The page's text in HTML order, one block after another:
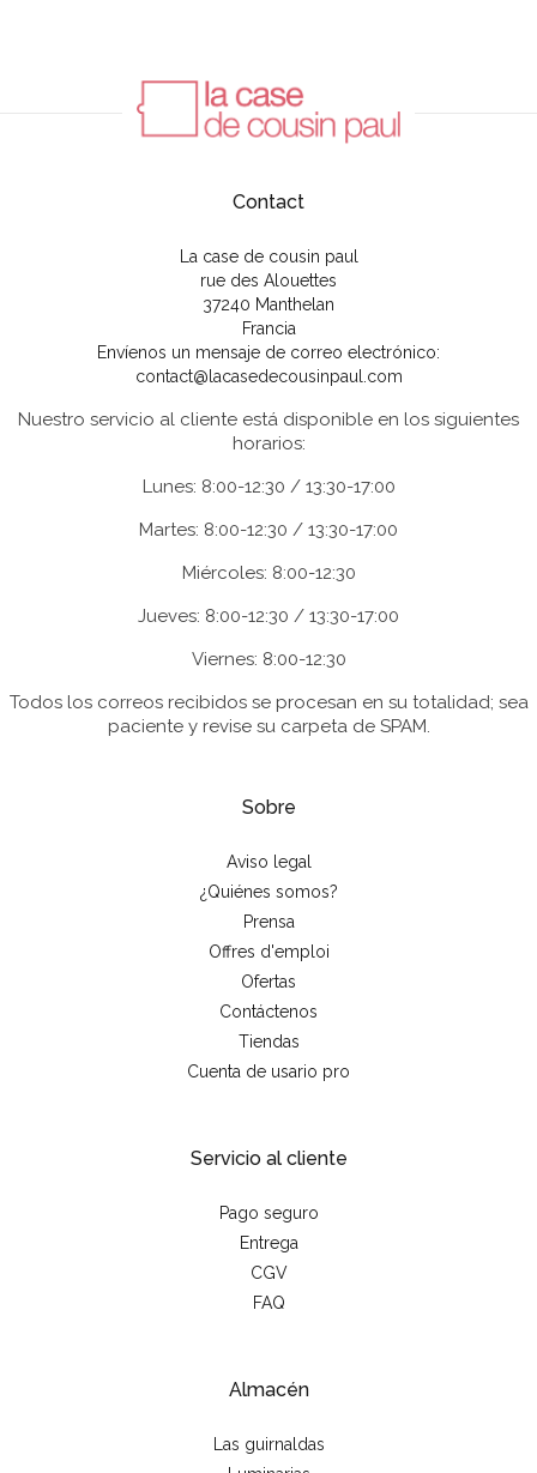
Contact
La case de cousin paul
rue des Alouettes
37240 Manthelan
Francia
Envíenos un mensaje de correo electrónico:
contact@lacasedecousinpaul.com
Nuestro servicio al cliente está disponible en los siguientes
horarios:
Lunes: 8:00-12:30 / 13:30-17:00
Martes: 8:00-12:30 / 13:30-17:00
Miércoles: 8:00-12:30
Jueves: 8:00-12:30 / 13:30-17:00
Viernes: 8:00-12:30
Todos los correos recibidos se procesan en su totalidad; sea
paciente y revise su carpeta de SPAM.
Sobre
Aviso legal
¿Quiénes somos?
Prensa
Offres d'emploi
Ofertas
Contáctenos
Tiendas
Cuenta de usario pro
Servicio al cliente
Pago seguro
Entrega
CGV
FAQ
Almacén
Las guirnaldas